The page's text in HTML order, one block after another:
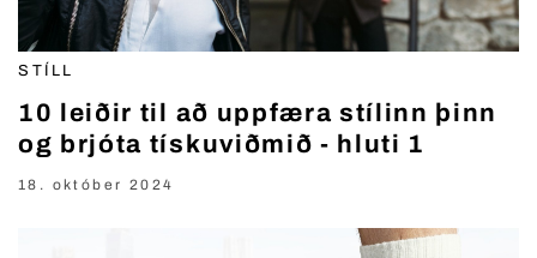
STÍLL
10 leiðir til að uppfæra stílinn þinn
og brjóta tískuviðmið - hluti 1
18. október 2024